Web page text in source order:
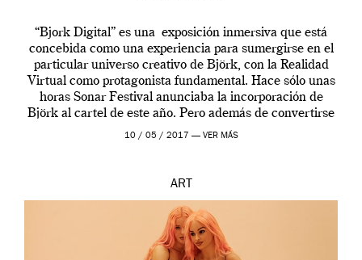
“Bjork Digital” es una exposición inmersiva que está
concebida como una experiencia para sumergirse en el
particular universo creativo de Björk, con la Realidad
Virtual como protagonista fundamental. Hace sólo unas
horas Sonar Festival anunciaba la incorporación de
Björk al cartel de este año. Pero además de convertirse
en una de las actuaciones más relevantes […]
10 / 05 / 2017 — VER MÁS
ART